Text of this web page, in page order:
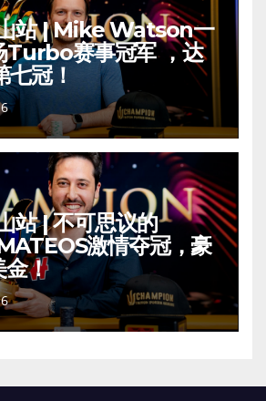
站 | Mike Watson一
Turbo赛事冠军 ，达
冠！
站 | 不可思议的
激情夺冠，豪
！